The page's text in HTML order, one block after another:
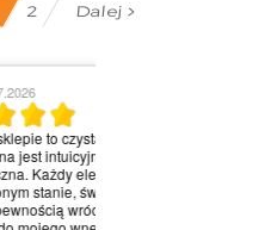
2 Dalej
a
świetnie
po